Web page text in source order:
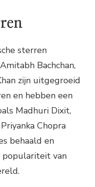
sterren
Bachchan,
zijn uitgegroeid
en hebben een
Madhuri Dixit,
Chopra
behaald en
populariteit van